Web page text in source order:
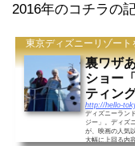
2016年のコチラの
東京ディズニーリゾート
裏ワザ
ショー
ティング
http://hello-
ディズニーラン
ジー」。ディズ
が、映画の人気
大幅に上回る内容